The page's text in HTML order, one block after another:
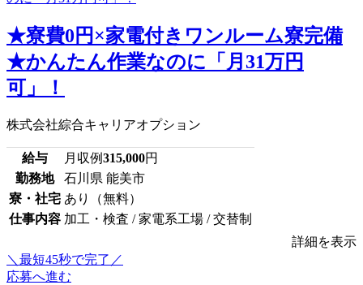
★寮費0円×家電付きワンルーム寮完備
★かんたん作業なのに「月31万円
可」！
株式会社綜合キャリアオプション
給与 月収例315,000円
勤務地
石川県 能美市
寮・社宅 あり（無料）
仕事内容 加工・検査 / 家電系工場 / 交替制
詳細を表示
＼最短45秒で完了／
応募へ進む